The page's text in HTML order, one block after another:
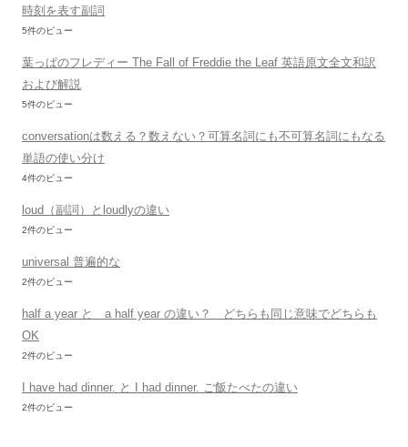
時刻を表す副詞
5件のビュー
葉っぱのフレディー The Fall of Freddie the Leaf 英語原文全文和訳
および解説
5件のビュー
conversationは数える？数えない？可算名詞にも不可算名詞にもなる
単語の使い分け
4件のビュー
loud（副詞）とloudlyの違い
2件のビュー
universal 普遍的な
2件のビュー
half a year と a half year の違い？ どちらも同じ意味でどちらも
OK
2件のビュー
I have had dinner. と I had dinner. ご飯たべたの違い
2件のビュー